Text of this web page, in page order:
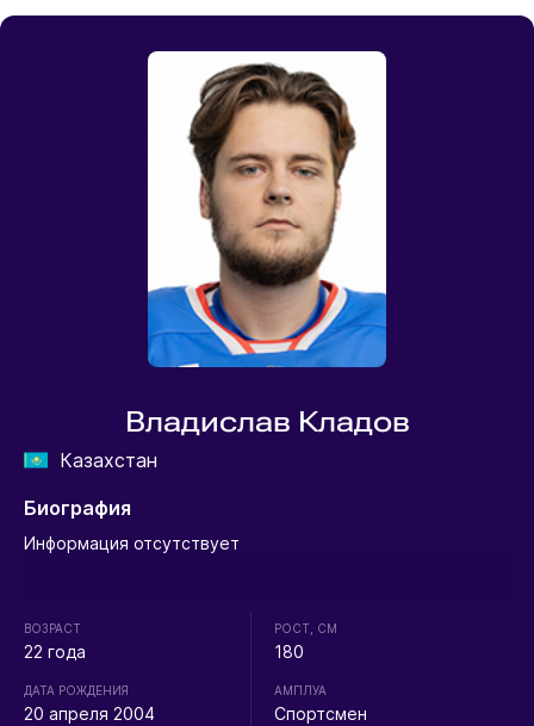
Владислав Кладов
Казахстан
Биография
Информация отсутствует
ВОЗРАСТ
22 года
ДАТА РОЖДЕНИЯ
20 апреля 2004
РОСТ, СМ
180
АМПЛУА
Спортсмен